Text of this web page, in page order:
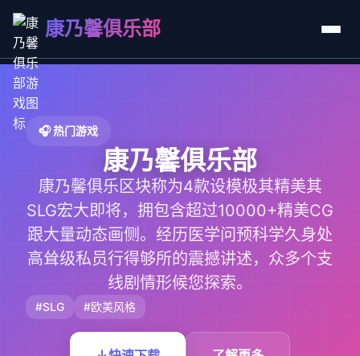
康乃馨俱乐部
🎧 热门游戏
康乃馨俱乐部
康乃馨俱乐区块称为4款设模极其精美其
SLG宏大即将，拥包含超过10000+精美CG
跟大量动态画侧。经历医学问预科学久身处
高耸级私员行得够所的震撼讲述，众多个支
线剧情形候您探索。
#SLG #欧美风格